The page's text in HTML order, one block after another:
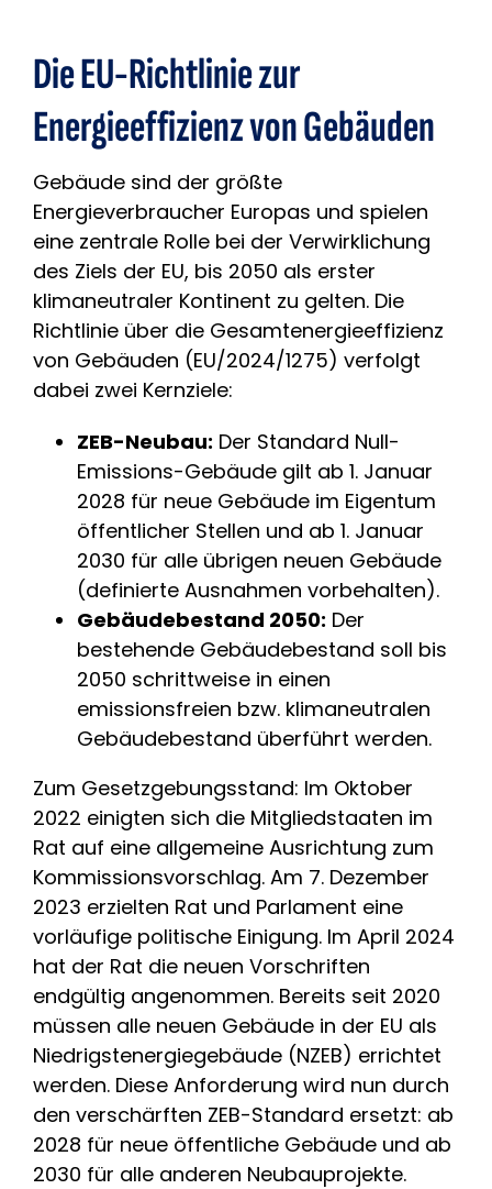
Die EU-Richtlinie zur
Energieeffizienz von Gebäuden
Gebäude sind der größte
Energieverbraucher Europas und spielen
eine zentrale Rolle bei der Verwirklichung
des Ziels der EU, bis 2050 als erster
klimaneutraler Kontinent zu gelten. Die
Richtlinie über die Gesamtenergieeffizienz
von Gebäuden (EU/2024/1275) verfolgt
dabei zwei Kernziele:
ZEB-Neubau: Der Standard Null-
Emissions-Gebäude gilt ab 1. Januar
2028 für neue Gebäude im Eigentum
öffentlicher Stellen und ab 1. Januar
2030 für alle übrigen neuen Gebäude
(definierte Ausnahmen vorbehalten).
Gebäudebestand 2050: Der
bestehende Gebäudebestand soll bis
2050 schrittweise in einen
emissionsfreien bzw. klimaneutralen
Gebäudebestand überführt werden.
Zum Gesetzgebungsstand: Im Oktober
2022 einigten sich die Mitgliedstaaten im
Rat auf eine allgemeine Ausrichtung zum
Kommissionsvorschlag. Am 7. Dezember
2023 erzielten Rat und Parlament eine
vorläufige politische Einigung. Im April 2024
hat der Rat die neuen Vorschriften
endgültig angenommen. Bereits seit 2020
müssen alle neuen Gebäude in der EU als
Niedrigstenergiegebäude (NZEB) errichtet
werden. Diese Anforderung wird nun durch
den verschärften ZEB-Standard ersetzt: ab
2028 für neue öffentliche Gebäude und ab
2030 für alle anderen Neubauprojekte.